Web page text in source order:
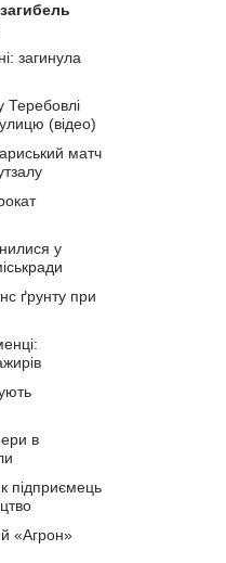
загинула
Теребовлі
(відео)
матч
у
ґрунту при
в
підприємець
«Агрон»